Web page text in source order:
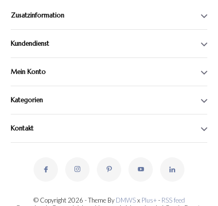
Zusatzinformation
Kundendienst
Mein Konto
Kategorien
Kontakt
© Copyright 2026 - Theme By DMWSx Plus+- RSS feed